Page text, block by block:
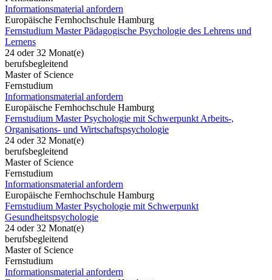
Informationsmaterial anfordern
Europäische Fernhochschule Hamburg
Fernstudium Master Pädagogische Psychologie des Lehrens und
Lernens
24 oder 32 Monat(e)
berufsbegleitend
Master of Science
Fernstudium
Informationsmaterial anfordern
Europäische Fernhochschule Hamburg
Fernstudium Master Psychologie mit Schwerpunkt Arbeits-,
Organisations- und Wirtschaftspsychologie
24 oder 32 Monat(e)
berufsbegleitend
Master of Science
Fernstudium
Informationsmaterial anfordern
Europäische Fernhochschule Hamburg
Fernstudium Master Psychologie mit Schwerpunkt
Gesundheitspsychologie
24 oder 32 Monat(e)
berufsbegleitend
Master of Science
Fernstudium
Informationsmaterial anfordern